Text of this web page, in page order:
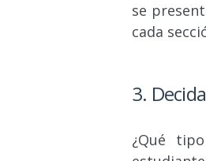
se
cada
3.
¿Qué